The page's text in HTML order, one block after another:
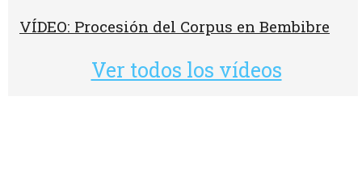
VÍDEO: Procesión del Corpus en Bembibre
Ver todos los vídeos